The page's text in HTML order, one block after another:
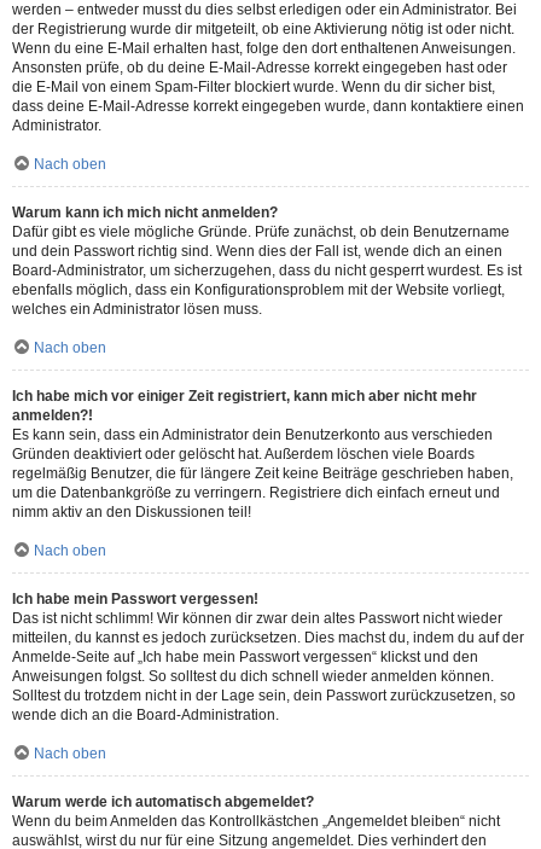
werden – entweder musst du dies selbst erledigen oder ein Administrator. Bei
der Registrierung wurde dir mitgeteilt, ob eine Aktivierung nötig ist oder nicht.
Wenn du eine E-Mail erhalten hast, folge den dort enthaltenen Anweisungen.
Ansonsten prüfe, ob du deine E-Mail-Adresse korrekt eingegeben hast oder
die E-Mail von einem Spam-Filter blockiert wurde. Wenn du dir sicher bist,
dass deine E-Mail-Adresse korrekt eingegeben wurde, dann kontaktiere einen
Administrator.
Nach oben
Warum kann ich mich nicht anmelden?
Dafür gibt es viele mögliche Gründe. Prüfe zunächst, ob dein Benutzername
und dein Passwort richtig sind. Wenn dies der Fall ist, wende dich an einen
Board-Administrator, um sicherzugehen, dass du nicht gesperrt wurdest. Es ist
ebenfalls möglich, dass ein Konfigurationsproblem mit der Website vorliegt,
welches ein Administrator lösen muss.
Nach oben
Ich habe mich vor einiger Zeit registriert, kann mich aber nicht mehr
anmelden?!
Es kann sein, dass ein Administrator dein Benutzerkonto aus verschieden
Gründen deaktiviert oder gelöscht hat. Außerdem löschen viele Boards
regelmäßig Benutzer, die für längere Zeit keine Beiträge geschrieben haben,
um die Datenbankgröße zu verringern. Registriere dich einfach erneut und
nimm aktiv an den Diskussionen teil!
Nach oben
Ich habe mein Passwort vergessen!
Das ist nicht schlimm! Wir können dir zwar dein altes Passwort nicht wieder
mitteilen, du kannst es jedoch zurücksetzen. Dies machst du, indem du auf der
Anmelde-Seite auf „Ich habe mein Passwort vergessen“ klickst und den
Anweisungen folgst. So solltest du dich schnell wieder anmelden können.
Solltest du trotzdem nicht in der Lage sein, dein Passwort zurückzusetzen, so
wende dich an die Board-Administration.
Nach oben
Warum werde ich automatisch abgemeldet?
Wenn du beim Anmelden das Kontrollkästchen „Angemeldet bleiben“ nicht
auswählst, wirst du nur für eine Sitzung angemeldet. Dies verhindert den